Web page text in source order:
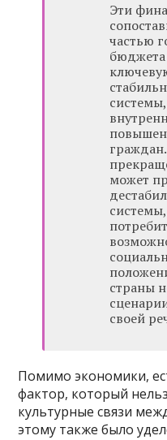
Эти
частью
может
страны
своей
Помимо экономики,
фактор, который
культурные связи
этому также было